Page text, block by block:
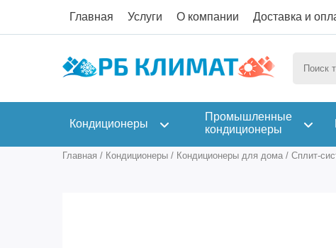
Главная Услуги О компании Доставка и
Кондиционеры
Промышленные
кондиционеры
Главная / Кондиционеры / Кондиционеры для дома / Сплит-